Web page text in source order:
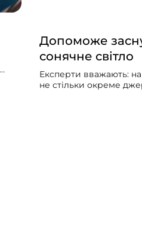
Допоможе
сонячне світло
Експерти вважають:
не стільки окреме
світла вдень, тим